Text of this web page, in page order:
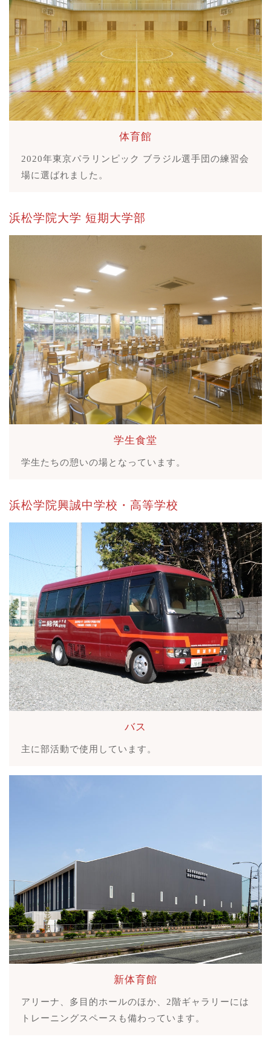
体育館
2020年東京パラリンピック ブラジル選手団の練習会
場に選ばれました。
浜松学院大学 短期大学部
学生食堂
学生たちの憩いの場となっています。
浜松学院興誠中学校・高等学校
バス
主に部活動で使用しています。
新体育館
アリーナ、多目的ホールのほか、2階ギャラリーには
トレーニングスペースも備わっています。